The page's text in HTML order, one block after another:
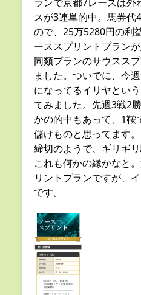
スが3連単的中。馬券代
ので、25万5280円の利
ーススプリントプラン
同類プランのサウスス
ました。ついでに、今
になってるイリヤとい
てみました。先週3戦2
かの的中もあって、1鞍
儲けものと思ってます
締切のようで、ギリギ
これも何かの縁かなと
リントプランですが、
です。